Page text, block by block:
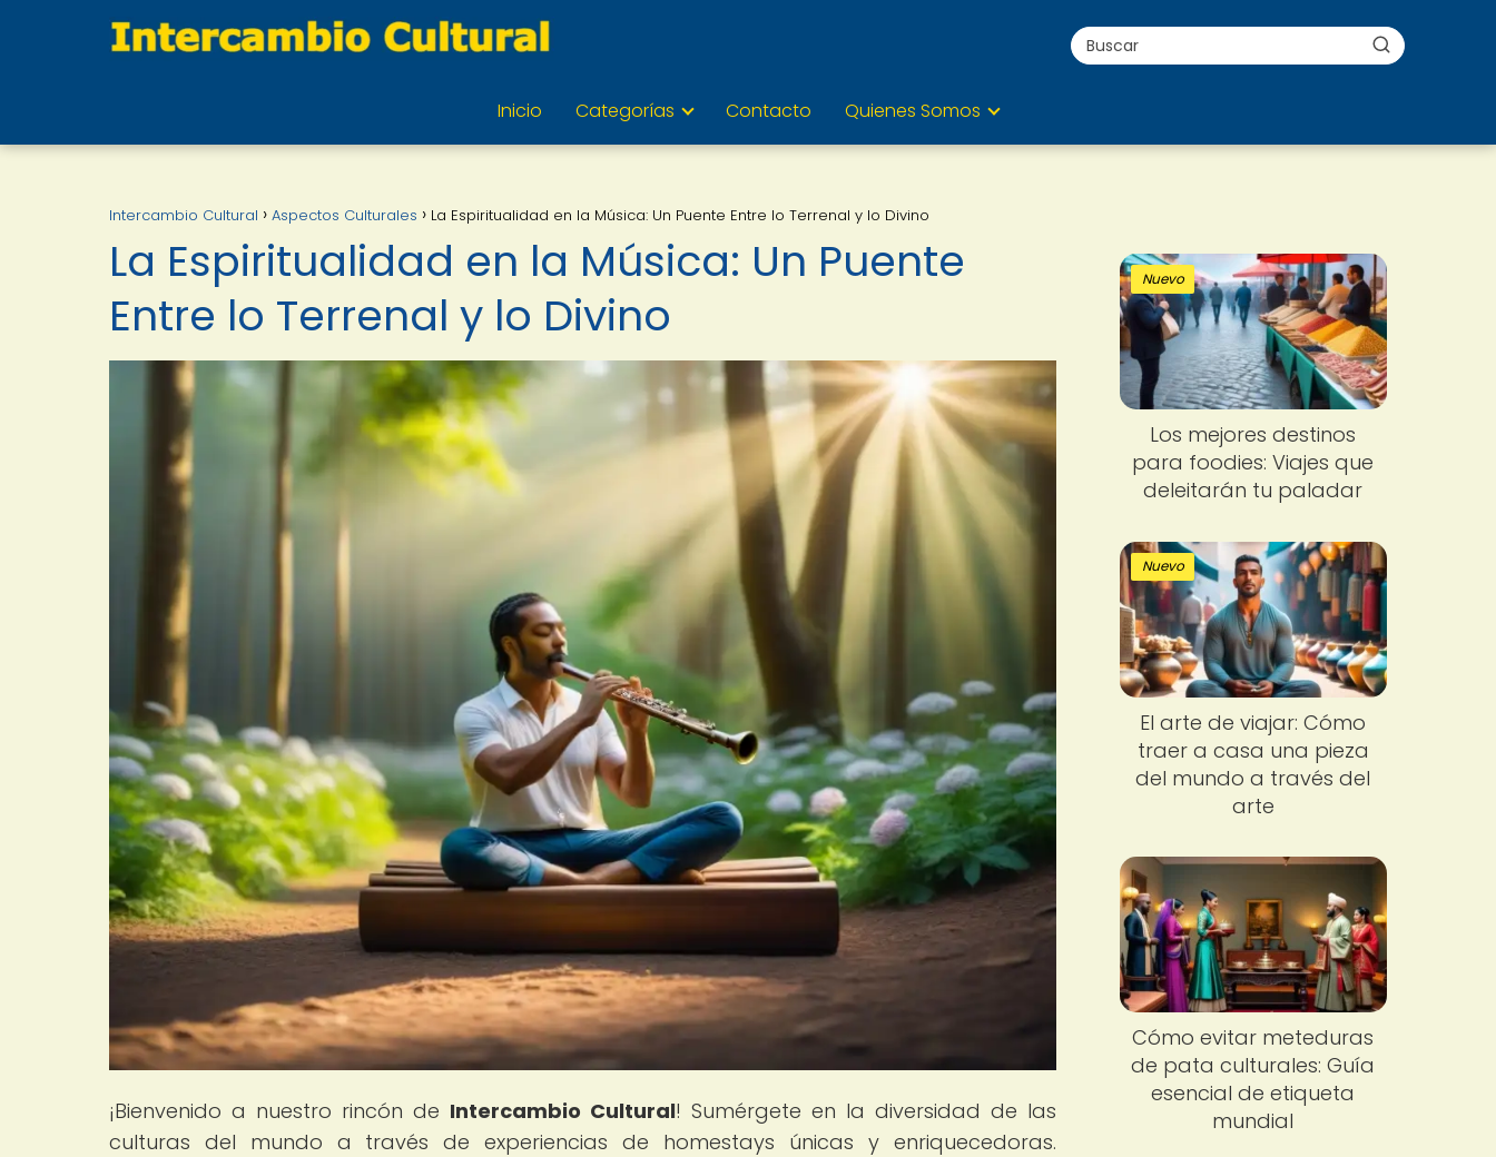
Inicio Categorías Contacto Quienes Somos
Intercambio Cultural Aspectos Culturales La Espiritualidad en la Música: Un Puente Entre lo Terrenal y lo Divino
La Espiritualidad en la Música: Un Puente
Entre lo Terrenal y lo Divino
¡Bienvenido a nuestro rincón de Intercambio Cultural! Sumérgete en la diversidad de las
culturas del mundo a través de experiencias de homestays únicas y enriquecedoras.
Nuevo
Los mejores destinos
para foodies: Viajes que
deleitarán tu paladar
Nuevo
El arte de viajar: Cómo
traer a casa una pieza
del mundo a través del
arte
Cómo evitar meteduras
de pata culturales: Guía
esencial de etiqueta
mundial